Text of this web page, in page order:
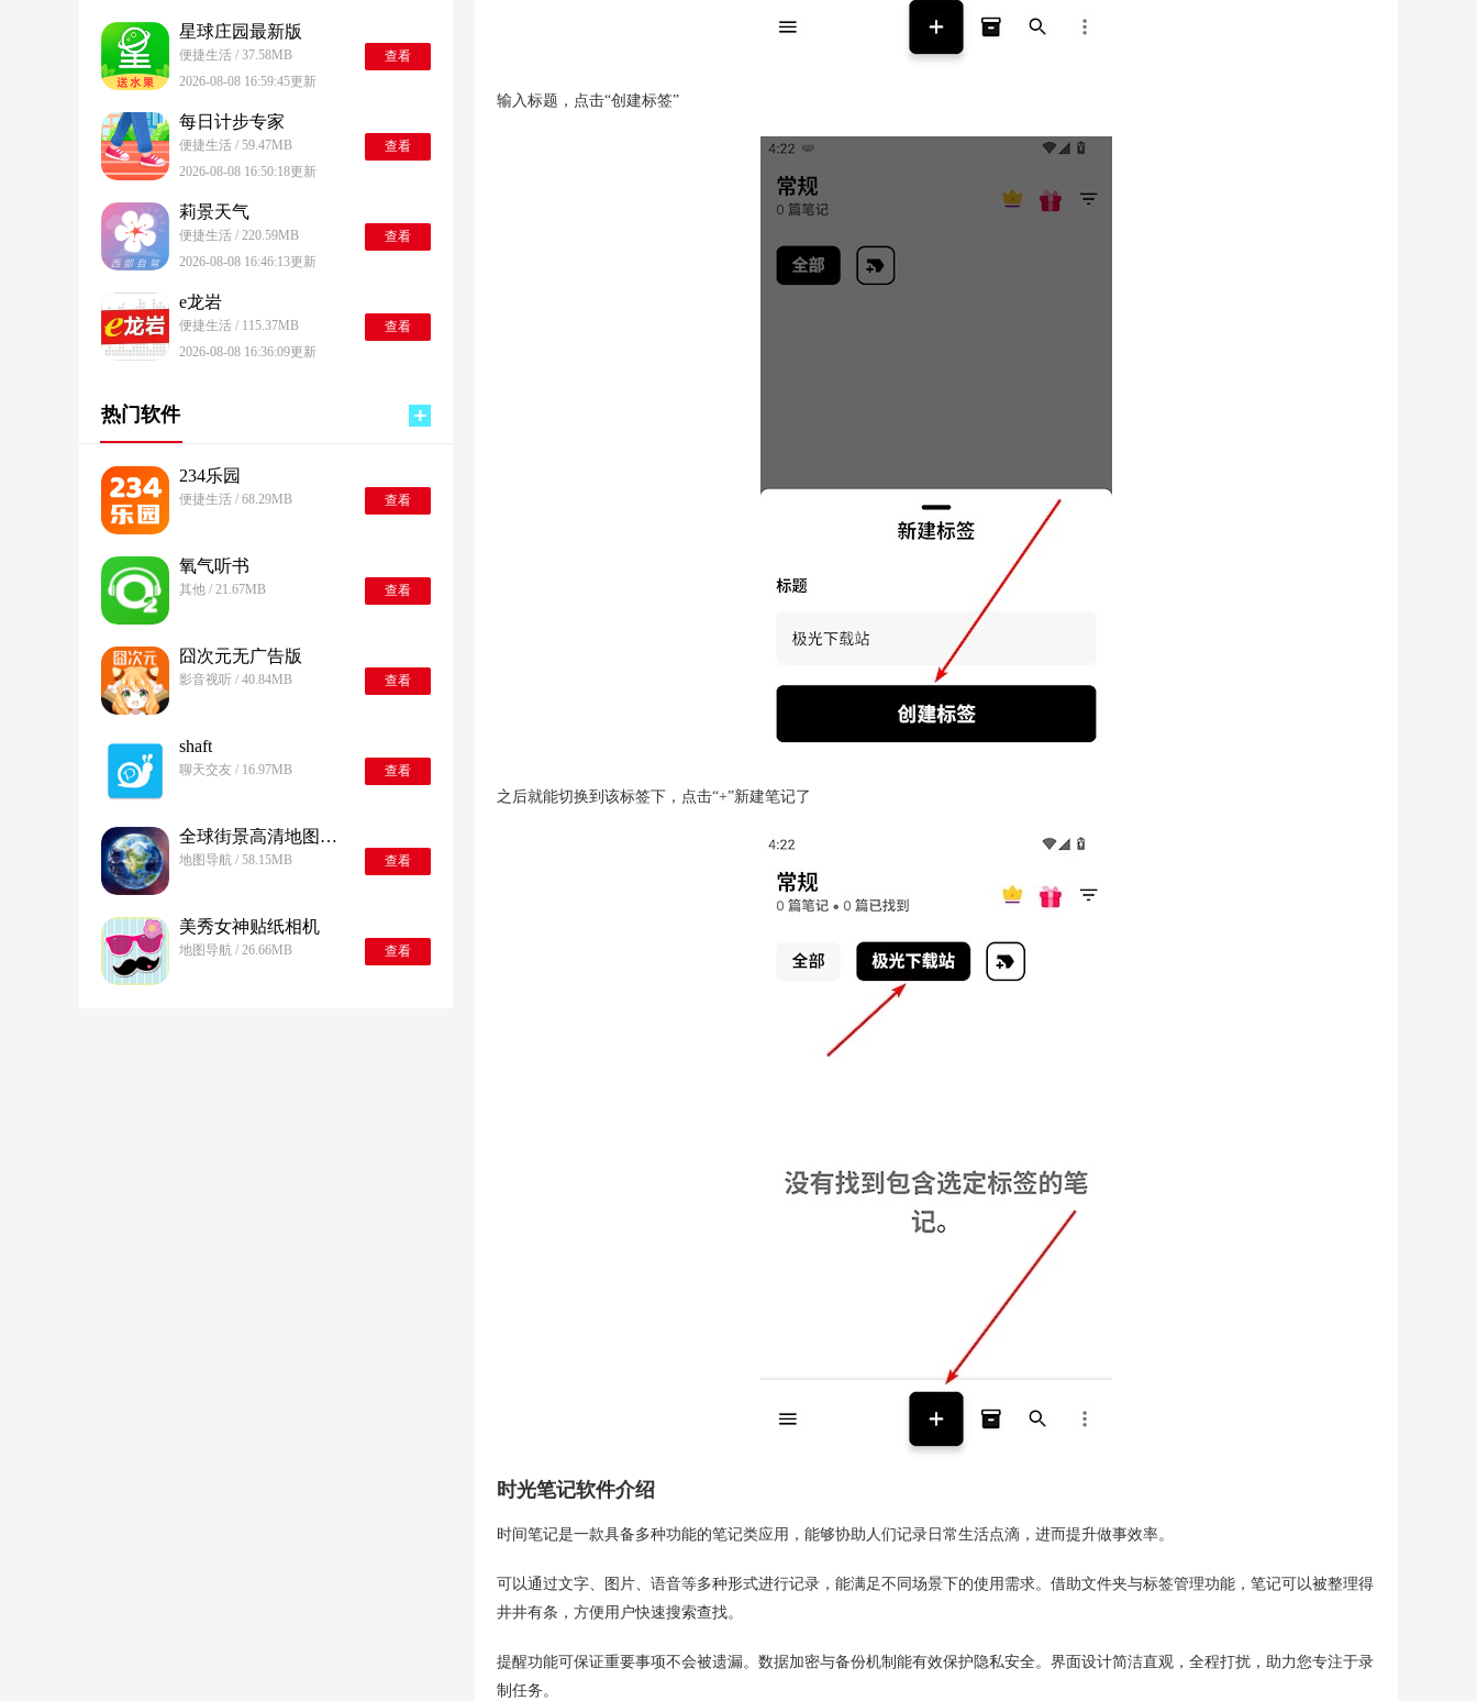
星球庄园最新版
便捷生活 / 37.58MB
2026-08-08 16:59:45更新
查看
每日计步专家
便捷生活 / 59.47MB
2026-08-08 16:50:18更新
查看
莉景天气
便捷生活 / 220.59MB
2026-08-08 16:46:13更新
查看
e龙岩
便捷生活 / 115.37MB
2026-08-08 16:36:09更新
查看
热门软件
234乐园
便捷生活 / 68.29MB 查看
氧气听书
其他 / 21.67MB 查看
囧次元无广告版
影音视听 / 40.84MB 查看
shaft
聊天交友 / 16.97MB 查看
全球街景高清地图免费版
地图导航 / 58.15MB 查看
美秀女神贴纸相机
地图导航 / 26.66MB 查看
输入标题，点击“创建标签”
之后就能切换到该标签下，点击“+”新建笔记了
时光笔记软件介绍
时间笔记是一款具备多种功能的笔记类应用，能够协助人们记录日常生活点滴，进而提升做事效率。
可以通过文字、图片、语音等多种形式进行记录，能满足不同场景下的使用需求。借助文件夹与标签管理功能，笔记可以被整理得
井井有条，方便用户快速搜索查找。
提醒功能可保证重要事项不会被遗漏。数据加密与备份机制能有效保护隐私安全。界面设计简洁直观，全程打扰，助力您专注于录
制任务。